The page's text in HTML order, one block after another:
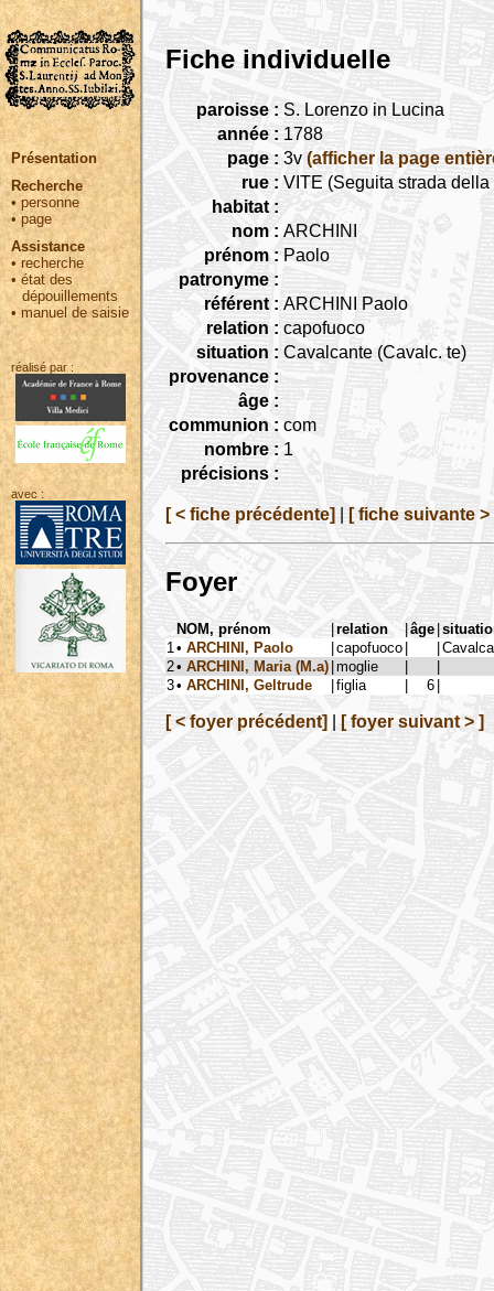
Présentation
Recherche
• personne
•page
Assistance
• recherche
•état des
dépouillements
•manuel de saisie
réalisé par :
avec :
Fiche individuelle
paroisse : S. Lorenzo in Lucina
année : 1788
page : 3v (afficher la page
rue : VITE (Seguita strada
habitat :
nom : ARCHINI
prénom : Paolo
patronyme :
référent : ARCHINI Paolo
relation : capofuoco
situation : Cavalcante (Cavalc. te)
provenance :
âge :
communion : com
nombre : 1
précisions :
[ < fiche précédente] [ fiche suivante >
Foyer
NOM, prénom |relation |âge |
1 • ARCHINI, Paolo |capofuoco | |
2• ARCHINI, Maria (M.a) |moglie |
|
3• ARCHINI, Geltrude |figlia | 6 |
[ < foyer précédent] [ foyer suivant > ]